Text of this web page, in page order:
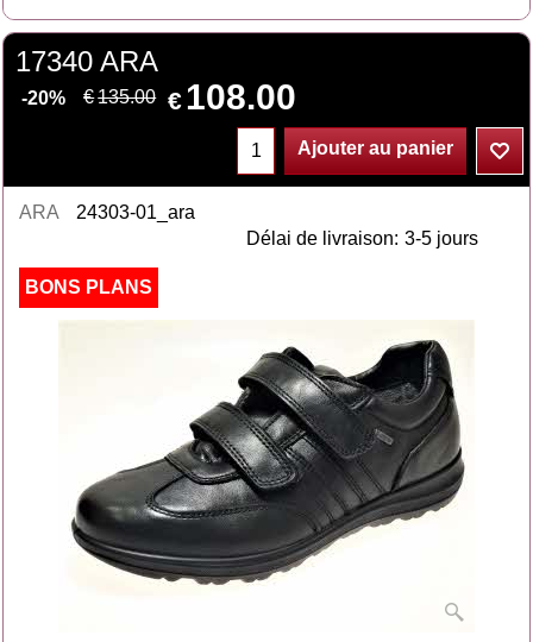
17340 ARA
-20% €135.00 €108.00
Ajouter au panier
ARA
24303-01_ara
Délai de livraison: 3-5 jours
BONS PLANS